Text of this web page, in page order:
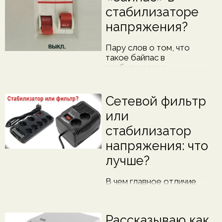
подойдут обычные
релейные стабилизаторы
или сервоприводные.
стабилизаторе
напряжения?
Пару слов о том, что
такое байпас в
стабилизаторе
его включать и как собрать
внешнюю схему байпаса
для стабилизатора при
помощи двухпозиционного
переключателя.
Сетевой фильтр
или
стабилизатор
напряжения: что
лучше?
В чем главное отличие